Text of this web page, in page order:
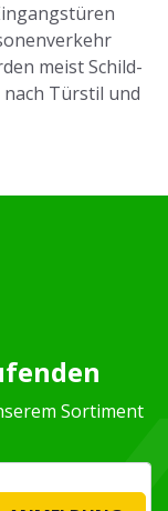
meist Schild-
Türstil und
Sortiment